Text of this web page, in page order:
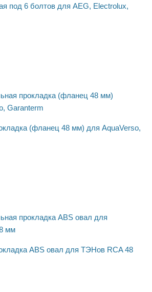
под 6 болтов для AEG, Electrolux,
(фланец 48 мм) для AquaVerso,
ABS овал для ТЭНов RCA 48